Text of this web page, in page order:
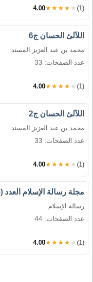
4.00★★★★★ (1)
اللآلئ الحسان ج6
محمد بن عبد العزيز المسند
عدد الصفحات: 33
4.00★★★★★ (1)
اللآلئ الحسان ج2
محمد بن عبد العزيز المسند
عدد الصفحات: 33
4.00★★★★★ (1)
مجلة رسالة الإسلام العدد (4)
رسالة الإسلام
عدد الصفحات: 44
4.00★★★★★ (1)